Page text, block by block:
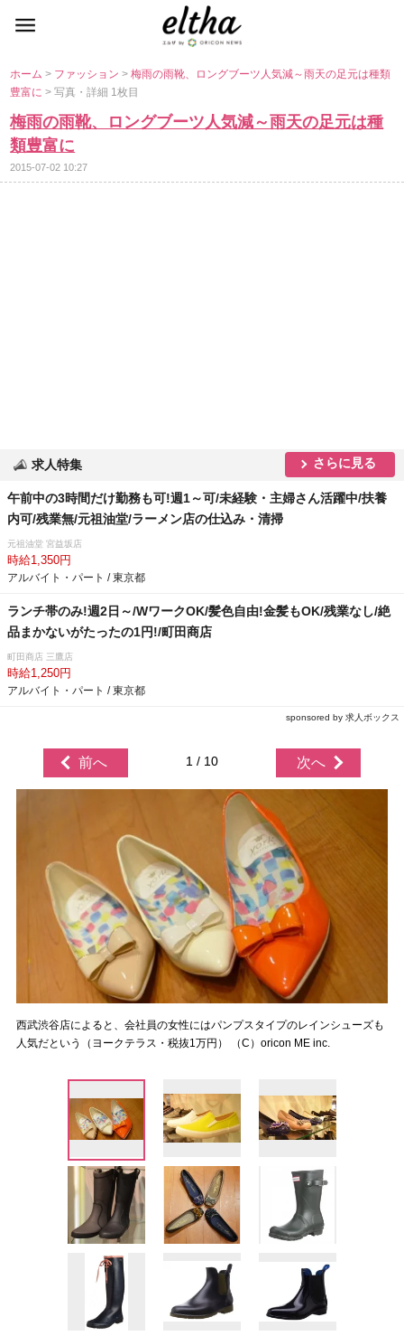
ホーム> ファッション>梅雨の雨靴、ロングブーツ人気減～雨天の足元は種類
豊富に> 写真・詳細 1枚目
梅雨の雨靴、ロングブーツ人気減～雨天の足元は種
類豊富に
2015-07-02 10:27
求人特集 さらに見る
午前中の3時間だけ勤務も可!週1～可/未経験・主婦さん活躍中/扶養
内可/残業無/元祖油堂/ラーメン店の仕込み・清掃
元祖油堂 宮益坂店
時給1,350円
アルバイト・パート / 東京都
ランチ帯のみ!週2日～/WワークOK/髪色自由!金髪もOK/残業なし/絶
品まかないがたったの1円!/町田商店
町田商店 三鷹店
時給1,250円
アルバイト・パート / 東京都
sponsored by 求人ボックス
前へ 1 / 10 次へ
西武渋谷店によると、会社員の女性にはパンプスタイプのレインシューズも
人気だという（ヨークテラス・税抜1万円） （C）oricon ME inc.